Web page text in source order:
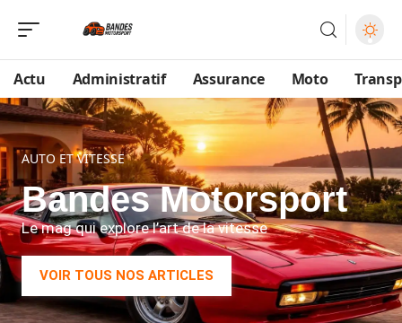
Actu Administratif Assurance Moto
AUTO ET VITESSE
Bandes Motorsport
Le mag qui explore l’art de la vitesse
VOIR TOUS NOS ARTICLES